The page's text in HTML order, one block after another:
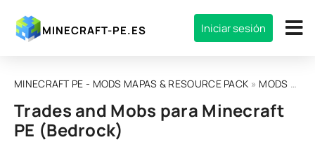
MINECRAFT-PE.ES Iniciar sesión
MINECRAFT PE - MODS MAPAS & RESOURCE PACK » MODS
Trades and Mobs para Minecraft
PE (Bedrock)